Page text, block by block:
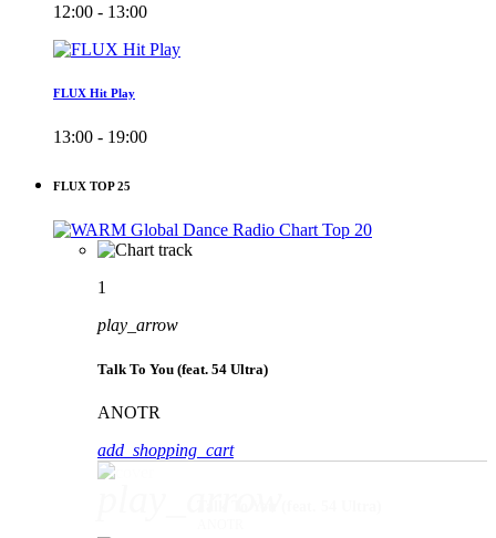
12:00 - 13:00
FLUX Hit Play
13:00 - 19:00
FLUX TOP 25
1
play_arrow
Talk To You (feat. 54 Ultra)
ANOTR
add_shopping_cart